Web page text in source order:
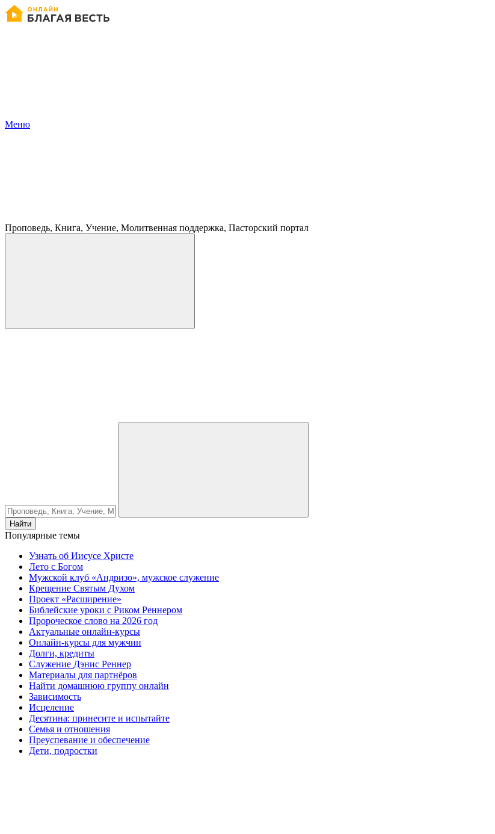
Меню
Проповедь, Книга, Учение, Молитвенная поддержка, Пасторский портал
Найти
Популярные темы
Узнать об Иисусе Христе
Лето с Богом
Мужской клуб «Андризо», мужское служение
Крещение Святым Духом
Проект «Расширение»
Библейские уроки с Риком Реннером
Пророческое слово на 2026 год
Актуальные онлайн-курсы
Онлайн-курсы для мужчин
Долги, кредиты
Служение Дэнис Реннер
Материалы для партнёров
Найти домашнюю группу онлайн
Зависимость
Исцеление
Десятина: принесите и испытайте
Семья и отношения
Преуспевание и обеспечение
Дети, подростки